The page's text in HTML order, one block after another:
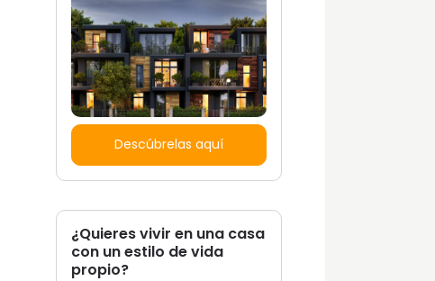
Descúbrelas aquí
¿Quieres vivir en una casa
con un estilo de vida
propio?